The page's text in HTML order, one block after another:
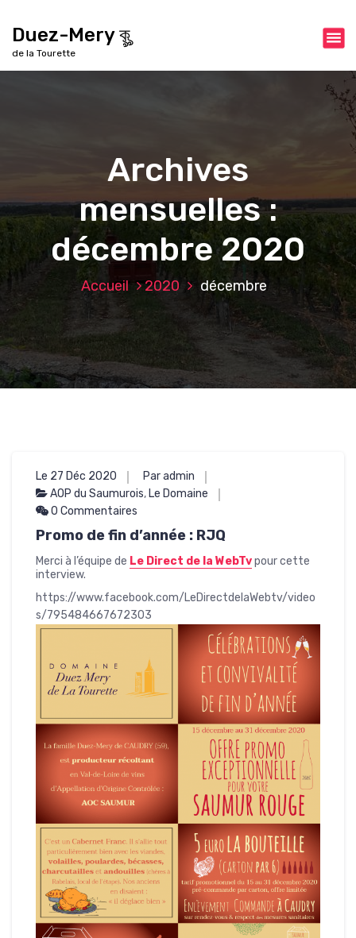
e
n
u
Duez-Mery কৣ
de la Tourette
Archives
mensuelles :
décembre 2020
Accueil 2020 décembre
Le 27 Déc 2020
Par admin
AOP du Saumurois, Le Domaine
0 Commentaires
Promo de fin d’année : RJQ
Merci à l’équipe de Le Direct de la WebTvpour cette
interview.
https://www.facebook.com/LeDirectdelaWebtv/video
s/795484667672303